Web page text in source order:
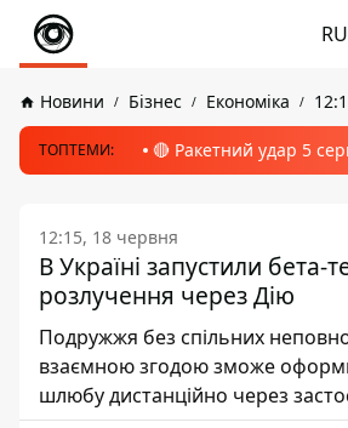
RU
Новини Бізнес Економіка
ТОПТЕМИ: 🔴 Ракетний удар 5
12:15, 18 червня
В Україні запустили бета-
розлучення через Дію
Подружжя без спільних
взаємною згодою зможе
шлюбу дистанційно через